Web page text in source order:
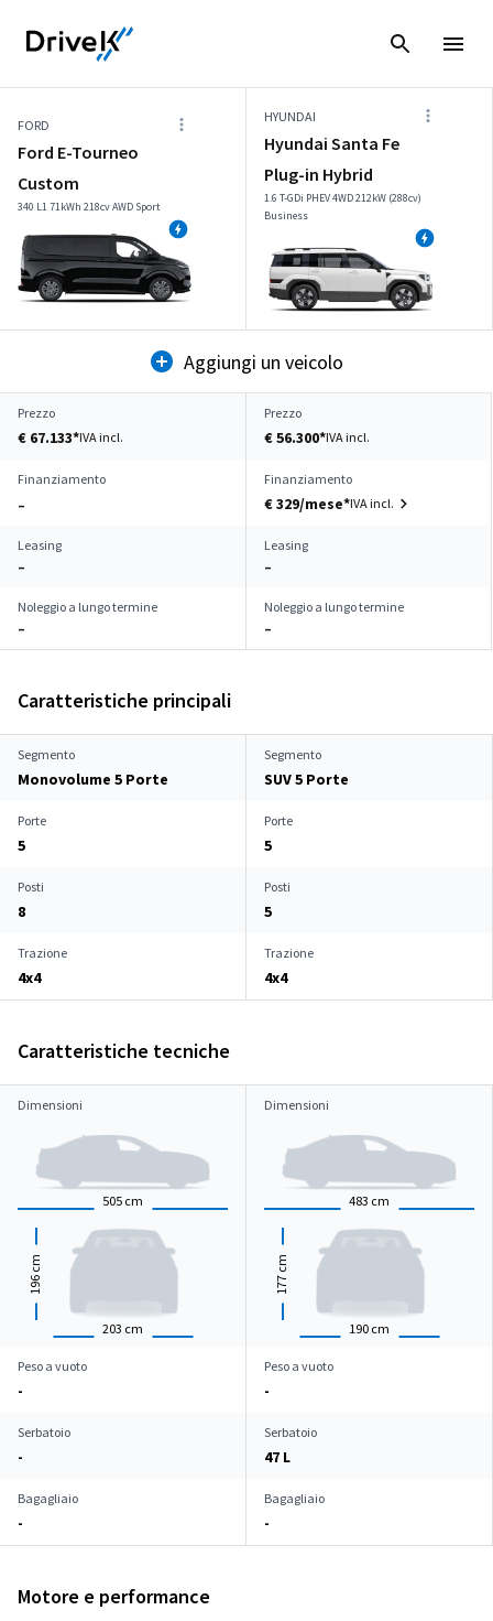
FORD
Ford E-Tourneo
Custom
340 L1 71kWh 218cv AWD Sport
HYUNDAI
Hyundai Santa Fe
Plug-in Hybrid
1.6 T-GDi PHEV 4WD 212kW (288cv)
Business
Aggiungi un veicolo
Prezzo
€ 67.133*IVA incl.
Prezzo
€ 56.300*IVA incl.
Finanziamento
–
Finanziamento
€ 329/mese*IVA incl.
Leasing
–
Leasing
–
Noleggio a lungo termine
–
Noleggio a lungo termine
–
Caratteristiche principali
Segmento
Monovolume 5 Porte
Segmento
SUV 5 Porte
Porte
5
Porte
5
Posti
8
Posti
5
Trazione
4x4
Trazione
4x4
Caratteristiche tecniche
Dimensioni
505 cm
203 cm
196
cm
Dimensioni
483 cm
190 cm
177
cm
Peso a vuoto
-
Peso a vuoto
-
Serbatoio
-
Serbatoio
47 L
Bagagliaio
-
Bagagliaio
-
Motore e performance